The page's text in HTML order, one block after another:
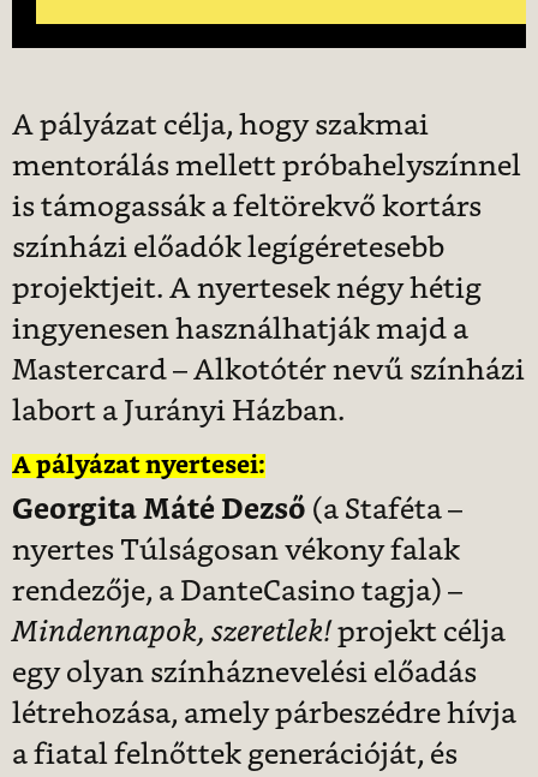
A pályázat célja, hogy szakmai
mentorálás mellett próbahelyszínnel
is támogassák a feltörekvő kortárs
színházi előadók legígéretesebb
projektjeit. A nyertesek négy hétig
ingyenesen használhatják majd a
Mastercard – Alkotótér nevű színházi
labort a Jurányi Házban.
A pályázat nyertesei:
Georgita Máté Dezső (a Staféta –
nyertes Túlságosan vékony falak
rendezője, a DanteCasino tagja) –
Mindennapok, szeretlek! projekt célja
egy olyan színháznevelési előadás
létrehozása, amely párbeszédre hívja
a fiatal felnőttek generációját, és